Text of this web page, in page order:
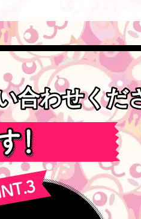
合わせくだ
合わせくだ